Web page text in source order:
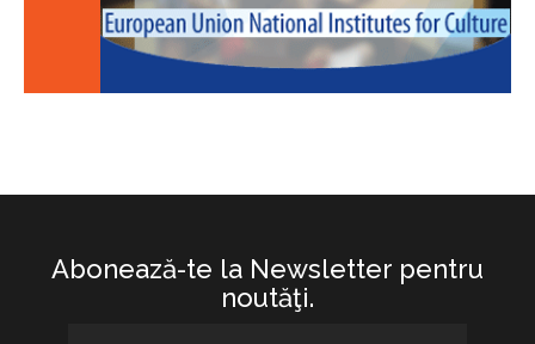
Abonează-te la Newsletter pentru
noutăţi.